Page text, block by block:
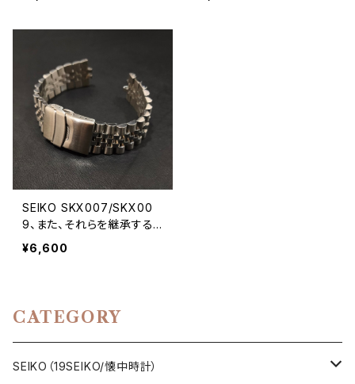
などに対応） 316Lステンレ
など）など、ラグ幅19mm、弓
SEIKO SKX007/SKX00
9、また、それらを継承する
モデルのステンレス製 替え
ベルト JUBILEE/ジュビリー
¥6,600
CATEGORY
SEIKO（19SEIKO/懐中時計）